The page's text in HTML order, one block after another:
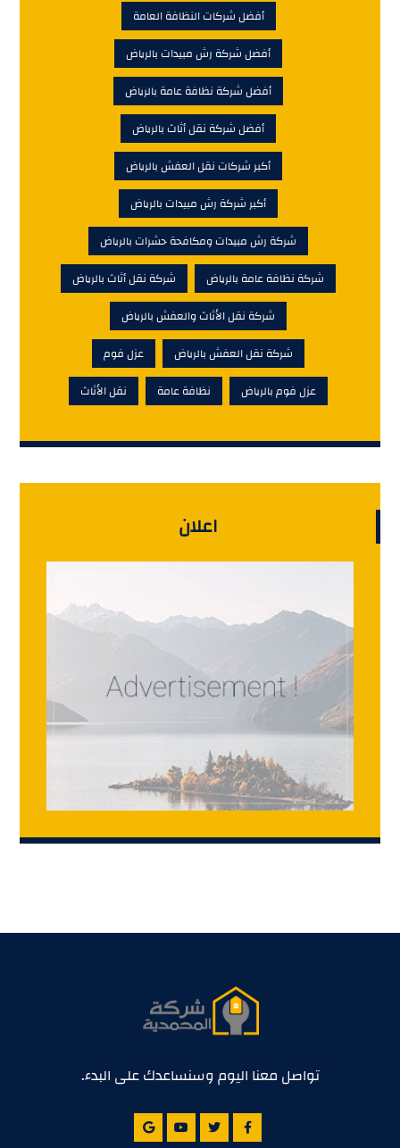
أفضل شركات النظافة العامة
أفضل شركة رش مبيدات بالرياض
أفضل شركة نظافة عامة بالرياض
أفضل شركة نقل أثاث بالرياض
أكبر شركات نقل العفش بالرياض
أكبر شركة رش مبيدات بالرياض
شركة رش مبيدات ومكافحة حشرات بالرياض
شركة نظافة عامة بالرياض
شركة نقل أثاث بالرياض
شركة نقل الأثاث والعفش بالرياض
شركة نقل العفش بالرياض
عزل فوم
عزل فوم بالرياض
نظافة عامة نقل الأثاث
اعلان
تواصل معنا اليوم وسنساعدك على البدء.